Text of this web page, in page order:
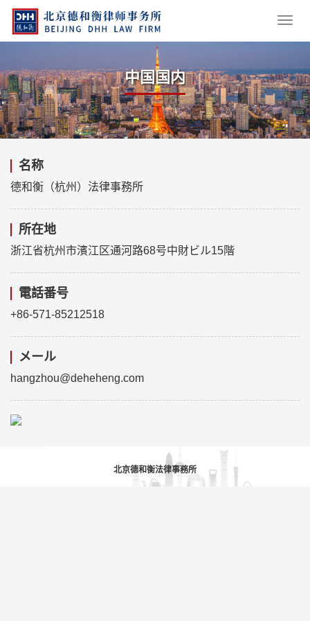
中国国内
名称
德和衡（杭州）法律事務所
所在地
浙江省杭州市濱江区通河路68号中財ビル15階
電話番号
+86-571-85212518
メール
hangzhou@deheheng.com
北京德和衡法律事務所